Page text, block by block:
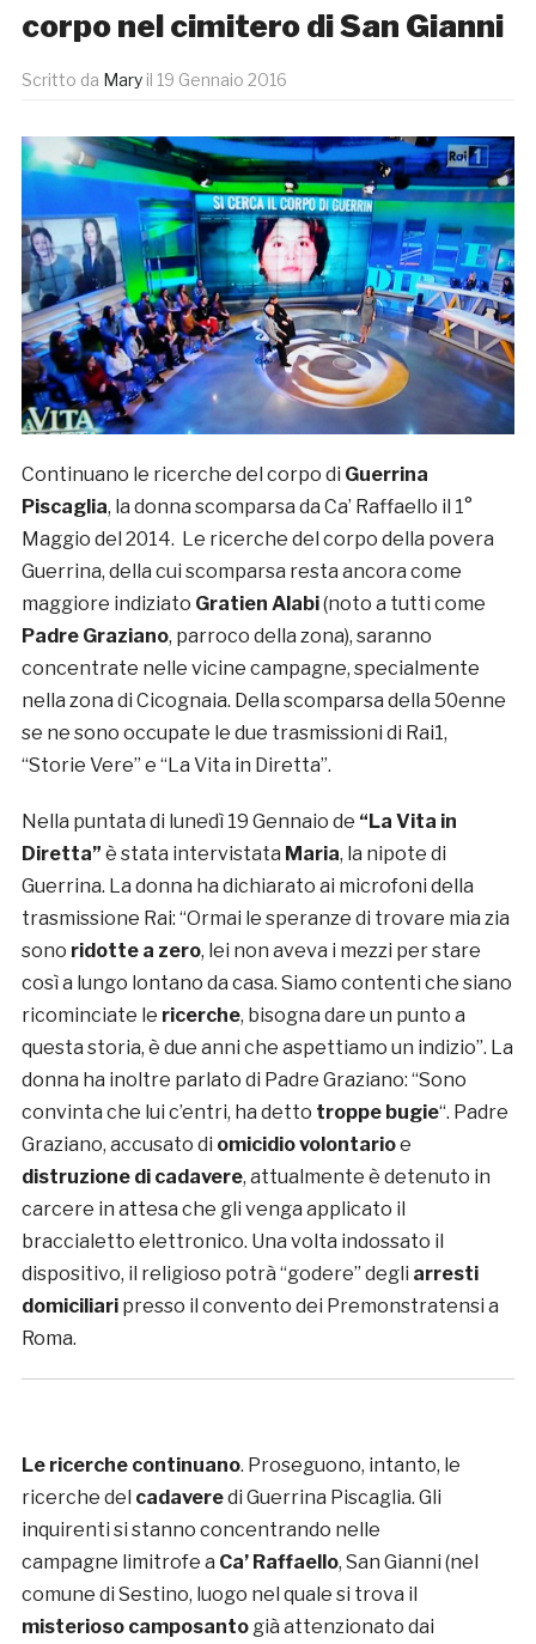
corpo nel cimitero di San Gianni
Scritto da Mary il 19 Gennaio 2016
Continuano le ricerche del corpo di Guerrina
Piscaglia, la donna scomparsa da Ca’ Raffaello il 1°
Maggio del 2014. Le ricerche del corpo della povera
Guerrina, della cui scomparsa resta ancora come
maggiore indiziato Gratien Alabi(noto a tutti come
Padre Graziano, parroco della zona), saranno
concentrate nelle vicine campagne, specialmente
nella zona di Cicognaia. Della scomparsa della 50enne
se ne sono occupate le due trasmissioni di Rai1,
“Storie Vere” e “La Vita in Diretta”.
Nella puntata di lunedì 19 Gennaio de “La Vita in
Diretta” è stata intervistata Maria, la nipote di
Guerrina. La donna ha dichiarato ai microfoni della
trasmissione Rai: “Ormai le speranze di trovare mia zia
sono ridotte a zero, lei non aveva i mezzi per stare
così a lungo lontano da casa. Siamo contenti che siano
ricominciate le ricerche, bisogna dare un punto a
questa storia, è due anni che aspettiamo un indizio”. La
donna ha inoltre parlato di Padre Graziano: “Sono
convinta che lui c’entri, ha detto troppe bugie“. Padre
Graziano, accusato di omicidio volontarioe
distruzione di cadavere, attualmente è detenuto in
carcere in attesa che gli venga applicato il
braccialetto elettronico. Una volta indossato il
dispositivo, il religioso potrà “godere” degli arresti
domiciliaripresso il convento dei Premonstratensi a
Roma.
Le ricerche continuano. Proseguono, intanto, le
ricerche del cadaveredi Guerrina Piscaglia. Gli
inquirenti si stanno concentrando nelle
campagne limitrofe a Ca’ Raffaello, San Gianni (nel
comune di Sestino, luogo nel quale si trova il
misterioso camposantogià attenzionato dai